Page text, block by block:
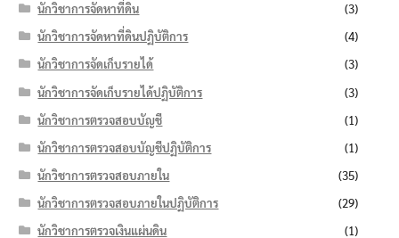
นักวิชาการจัดหาที่ดิน
(3)
นักวิชาการจัดหาที่ดินปฏิบัติการ
(4)
นักวิชาการจัดเก็บรายได้
(3)
นักวิชาการจัดเก็บรายได้ปฏิบัติการ
(3)
นักวิชาการตรวจสอบบัญชี
(1)
นักวิชาการตรวจสอบบัญชีปฏิบัติการ
(1)
นักวิชาการตรวจสอบภายใน
(35)
นักวิชาการตรวจสอบภายในปฏิบัติการ
(29)
นักวิชาการตรวจเงินแผ่นดิน
(1)